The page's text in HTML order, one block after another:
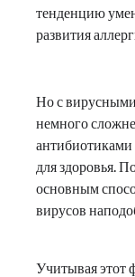
тенденцию
развития
Но с
немного
антибиотиками
для здоровья.
основным
вирусов
Учитывая этот